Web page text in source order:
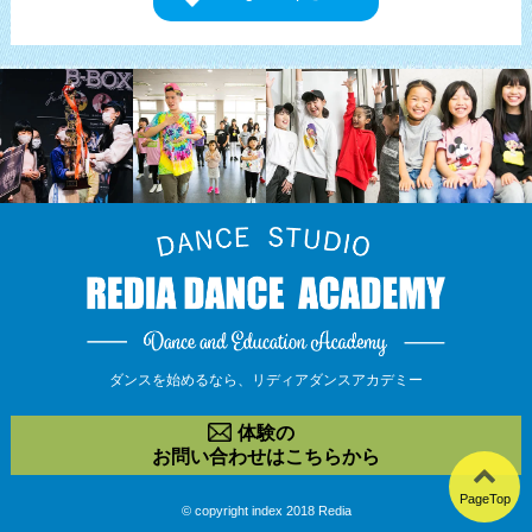
PageTop
ダンスを始めるなら、 リディアダンスアカデミー
体験の
お問い合わせはこちらから
© copyright index 2018 Redia